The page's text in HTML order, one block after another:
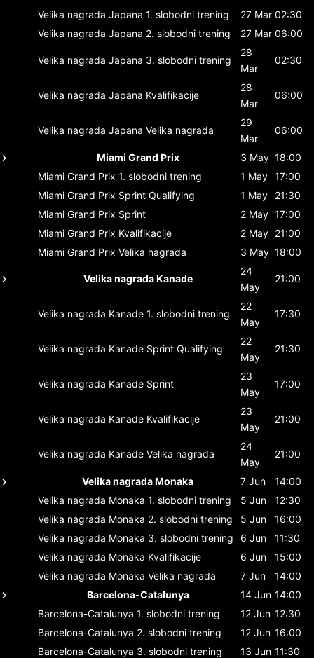
Velika nagrada Japana 1. slobodni trening 27 Mar 02:30
Velika nagrada Japana 2. slobodni trening 27 Mar 06:00
Velika nagrada Japana 3. slobodni trening
28
Mar
02:30
Velika nagrada Japana Kvalifikacije
28
Mar
06:00
Velika nagrada Japana Velika nagrada
29
Mar
06:00
Miami Grand Prix 3 May 18:00
Miami Grand Prix 1. slobodni trening 1 May 17:00
Miami Grand Prix Sprint Qualifying 1 May
21:30
Miami Grand Prix Sprint 2 May 17:00
Miami Grand Prix Kvalifikacije 2 May 21:00
Miami Grand Prix Velika nagrada 3 May 18:00
Velika nagrada Kanade
24
May
21:00
Velika nagrada Kanade 1. slobodni trening
22
May
17:30
Velika nagrada Kanade Sprint Qualifying
22
May
21:30
Velika nagrada Kanade Sprint
23
May
17:00
Velika nagrada Kanade Kvalifikacije
23
May
21:00
Velika nagrada Kanade Velika nagrada
24
May
21:00
Velika nagrada Monaka 7 Jun
14:00
Velika nagrada Monaka 1. slobodni trening 5 Jun
12:30
Velika nagrada Monaka 2. slobodni trening 5 Jun
16:00
Velika nagrada Monaka 3. slobodni trening 6 Jun
11:30
Velika nagrada Monaka Kvalifikacije 6 Jun
15:00
Velika nagrada Monaka Velika nagrada 7 Jun
14:00
Barcelona-Catalunya
14 Jun 14:00
Barcelona-Catalunya 1. slobodni trening 12 Jun 12:30
Barcelona-Catalunya 2. slobodni trening 12 Jun 16:00
Barcelona-Catalunya 3. slobodni trening 13 Jun 11:30